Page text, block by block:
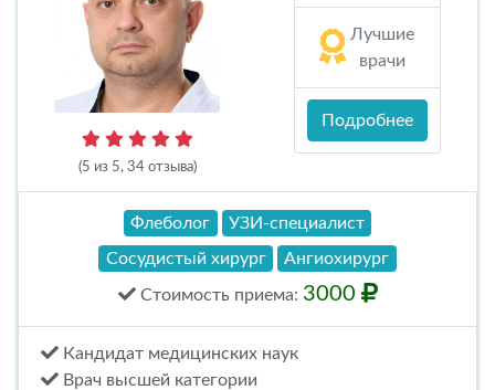
(5 из 5, 34 отзыва)
Лучшие
врачи
Подробнее
Флеболог
УЗИ-специалист
Сосудистый хирург
Ангиохирург
Стоимость приема: 3000
Кандидат медицинских наук
Врач высшей категории